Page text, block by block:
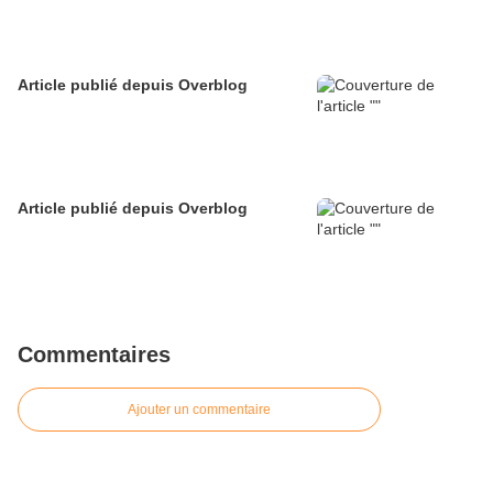
Article publié depuis Overblog
Article publié depuis Overblog
Commentaires
Ajouter un commentaire